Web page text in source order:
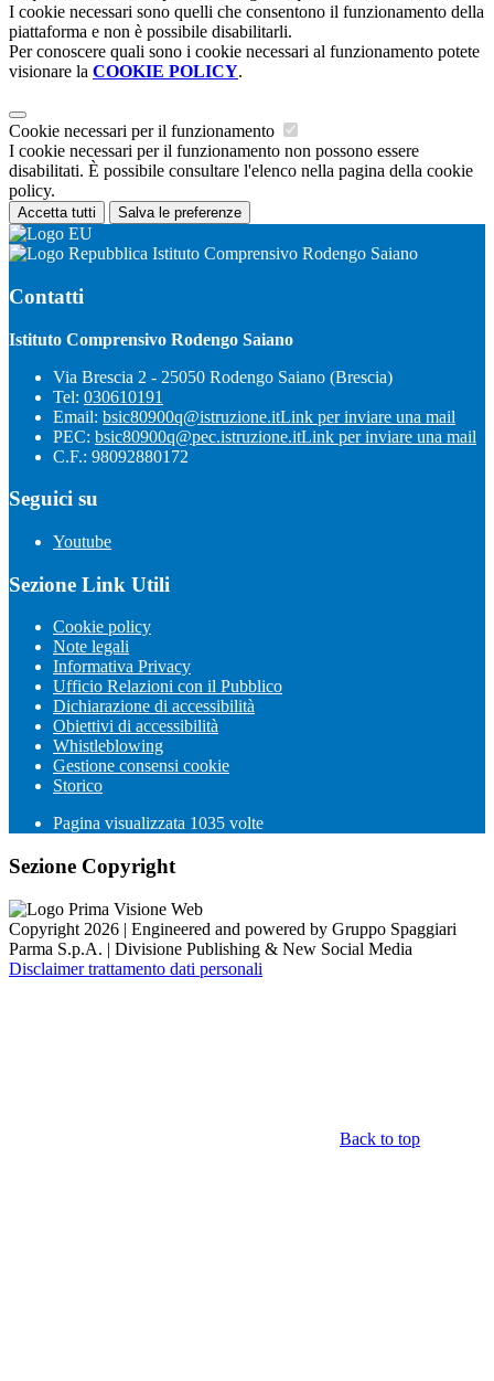
I cookie necessari sono quelli che consentono il funzionamento della
piattaforma e non è possibile disabilitarli.
Per conoscere quali sono i cookie necessari al funzionamento potete
visionare la COOKIE POLICY.
Cookie necessari per il funzionamento
I cookie necessari per il funzionamento non possono essere
disabilitati. È possibile consultare l'elenco nella pagina della cookie
policy.
Accetta tutti Salva le preferenze
Istituto Comprensivo Rodengo Saiano
Contatti
Istituto Comprensivo Rodengo Saiano
Via Brescia 2 - 25050 Rodengo Saiano (Brescia)
Tel: 030610191
Email: bsic80900q@istruzione.itLink per inviare una mail
PEC: bsic80900q@pec.istruzione.itLink per inviare una mail
C.F.: 98092880172
Seguici su
Youtube
Sezione Link Utili
Cookie policy
Note legali
Informativa Privacy
Ufficio Relazioni con il Pubblico
Dichiarazione di accessibilità
Obiettivi di accessibilità
Whistleblowing
Gestione consensi cookie
Storico
Pagina visualizzata 1035 volte
Sezione Copyright
Copyright 2026 | Engineered and powered by Gruppo Spaggiari
Parma S.p.A. | Divisione Publishing & New Social Media
Disclaimer trattamento dati personali
Back to top